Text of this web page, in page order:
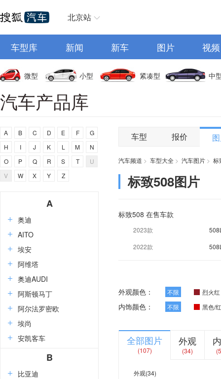
北京站
车型库 新闻 新车 图片 视频
微型 小型 紧凑型 中
汽车产品库
A B C D E F
G
H
I J K L M
N
O
P Q R S T
U
V
W X Y Z
A
奥迪
AITO
埃安
阿维塔
奥迪AUDI
阿斯顿马丁
阿尔法罗密欧
埃尚
安凯客车
B
比亚迪
车型 报价
汽车频道 > 车型大全 > 汽车图片 > 标
标致508图片
标致508 在售车款
2023款
2022款
外观颜色： 不限 烈火红
内饰颜色： 不限 黑色/
全部图片
(107)
外观
(34)
外观(34)